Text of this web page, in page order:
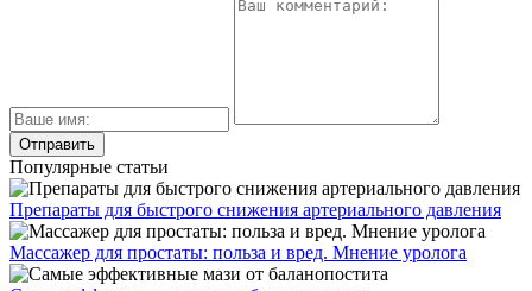
Популярные статьи
Препараты для быстрого снижения артериального давления
Массажер для простаты: польза и вред. Мнение уролога